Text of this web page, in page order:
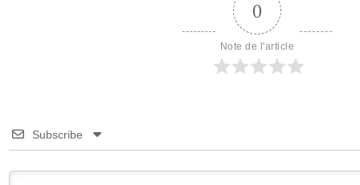
0
Note de l'article
Subscribe